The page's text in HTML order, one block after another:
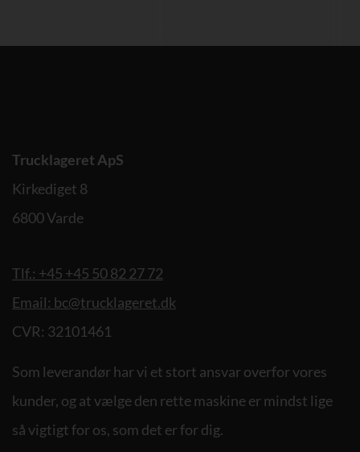
Trucklageret ApS
Kirkediget 8
6800 Varde
Tlf.: +45 +45 50 82 27 72
Email: bc@trucklageret.dk
CVR: 32101461
Som leverandør har vi et stort ansvar overfor vores
kunder, og at vælge den rette maskine er mindst lige
så vigtigt for os, som det er for dig.